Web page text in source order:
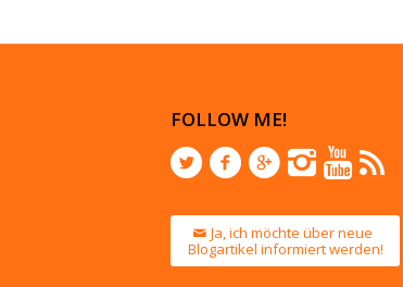
FOLLOW ME!
Ja, ich möchte über neue
Blogartikel informiert werden!